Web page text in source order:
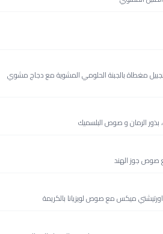
مغطاة بالجبنة الحلومي المشوية مع دجاج مشوي
الرمان و صوص البلسميك
صوص جوز الهند
اورتيشتي ميكس مع صوص لويزيانا بالكريمة